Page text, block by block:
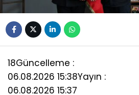
18Güncelleme :
06.08.2026 15:38Yayın :
06.08.2026 15:37